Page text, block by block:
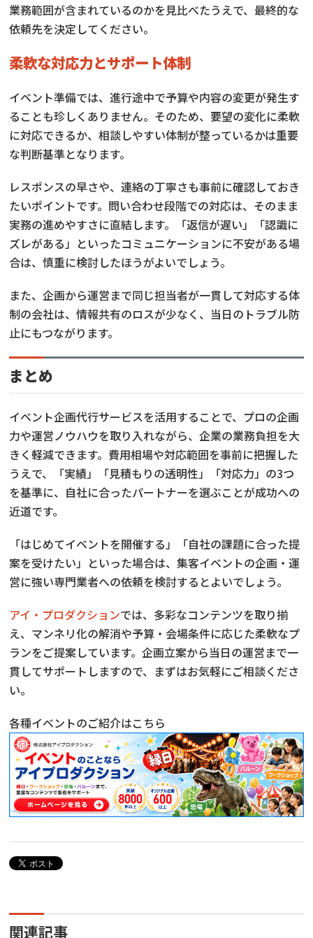
業務範囲が含まれているのかを見比べたうえで、最終的な
依頼先を決定してください。
柔軟な対応力とサポート体制
イベント準備では、進行途中で予算や内容の変更が発生す
ることも珍しくありません。そのため、要望の変化に柔軟
に対応できるか、相談しやすい体制が整っているかは重要
な判断基準となります。
レスポンスの早さや、連絡の丁寧さも事前に確認しておき
たいポイントです。問い合わせ段階での対応は、そのまま
実務の進めやすさに直結します。「返信が遅い」「認識に
ズレがある」といったコミュニケーションに不安がある場
合は、慎重に検討したほうがよいでしょう。
また、企画から運営まで同じ担当者が一貫して対応する体
制の会社は、情報共有のロスが少なく、当日のトラブル防
止にもつながります。
まとめ
イベント企画代行サービスを活用することで、プロの企画
力や運営ノウハウを取り入れながら、企業の業務負担を大
きく軽減できます。費用相場や対応範囲を事前に把握した
うえで、「実績」「見積もりの透明性」「対応力」の3つ
を基準に、自社に合ったパートナーを選ぶことが成功への
近道です。
「はじめてイベントを開催する」「自社の課題に合った提
案を受けたい」といった場合は、集客イベントの企画・運
営に強い専門業者への依頼を検討するとよいでしょう。
アイ・プロダクションでは、多彩なコンテンツを取り揃
え、マンネリ化の解消や予算・会場条件に応じた柔軟なプ
ランをご提案しています。企画立案から当日の運営まで一
貫してサポートしますので、まずはお気軽にご相談くださ
い。
各種イベントのご紹介はこちら
関連記事